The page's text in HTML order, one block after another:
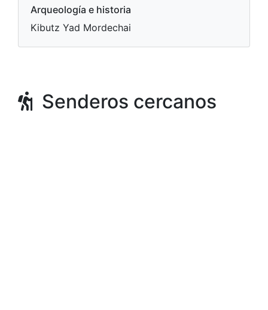
Arqueología e historia
Kibutz Yad Mordechai
Senderos cercanos